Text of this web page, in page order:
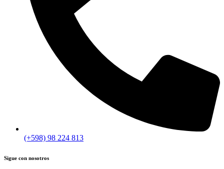
(+598) 98 224 813
Sigue con nosotros